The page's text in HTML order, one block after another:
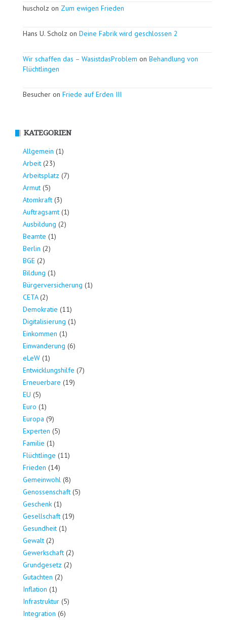
huscholz on Zum ewigen Frieden
Hans U. Scholz on Deine Fabrik wird geschlossen 2
Wir schaffen das – WasistdasProblem on Behandlung von
Flüchtlingen
Besucher on Friede auf Erden III
KATEGORIEN
Allgemein (1)
Arbeit (23)
Arbeitsplatz (7)
Armut (5)
Atomkraft (3)
Auftragsamt (1)
Ausbildung (2)
Beamte (1)
Berlin (2)
BGE (2)
Bildung (1)
Bürgerversicherung (1)
CETA(2)
Demokratie (11)
Digitalisierung (1)
Einkommen (1)
Einwanderung (6)
eLeW (1)
Entwicklungshilfe (7)
Erneuerbare (19)
EU (5)
Euro (1)
Europa (9)
Experten (5)
Familie (1)
Flüchtlinge (11)
Frieden (14)
Gemeinwohl (8)
Genossenschaft (5)
Geschenk (1)
Gesellschaft (19)
Gesundheit (1)
Gewalt (2)
Gewerkschaft (2)
Grundgesetz (2)
Gutachten (2)
Inflation (1)
Infrastruktur (5)
Integration (6)